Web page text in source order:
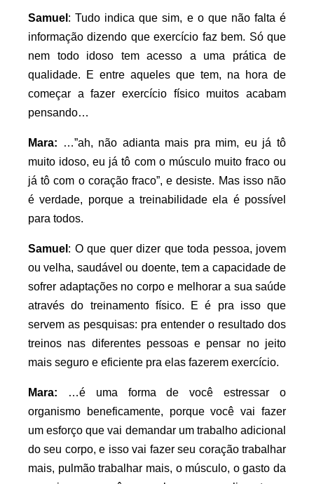
Samuel : Tudo indica que sim, e o que não falta é
informação dizendo que exercício faz bem. Só que
nem todo idoso tem acesso a uma prática de
qualidade. E entre aqueles que tem, na hora de
começar a fazer exercício físico muitos acabam
pensando…
Mara: …”ah, não adianta mais pra mim, eu já tô
muito idoso, eu já tô com o músculo muito fraco ou
já tô com o coração fraco”, e desiste. Mas isso não
é verdade, porque a treinabilidade ela é possível
para todos.
Samuel : O que quer dizer que toda pessoa, jovem
ou velha, saudável ou doente, tem a capacidade de
sofrer adaptações no corpo e melhorar a sua saúde
através do treinamento físico. E é pra isso que
servem as pesquisas: pra entender o resultado dos
treinos nas diferentes pessoas e pensar no jeito
mais seguro e eficiente pra elas fazerem exercício.
Mara: …é uma forma de você estressar o
organismo beneficamente, porque você vai fazer
um esforço que vai demandar um trabalho adicional
do seu corpo, e isso vai fazer seu coração trabalhar
mais, pulmão trabalhar mais, o músculo, o gasto da